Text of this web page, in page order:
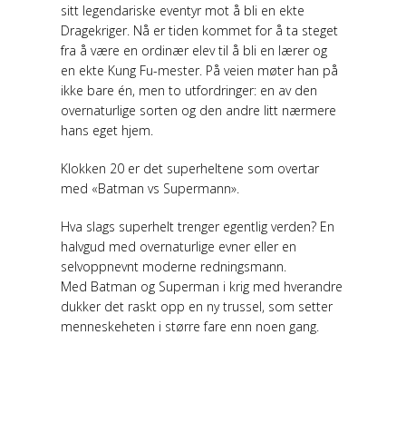
sitt legendariske eventyr mot å bli en ekte
Dragekriger. Nå er tiden kommet for å ta steget
fra å være en ordinær elev til å bli en lærer og
en ekte Kung Fu-mester. På veien møter han på
ikke bare én, men to utfordringer: en av den
overnaturlige sorten og den andre litt nærmere
hans eget hjem.
Klokken 20 er det superheltene som overtar
med «Batman vs Supermann».
Hva slags superhelt trenger egentlig verden? En
halvgud med overnaturlige evner eller en
selvoppnevnt moderne redningsmann.
Med Batman og Superman i krig med hverandre
dukker det raskt opp en ny trussel, som setter
menneskeheten i større fare enn noen gang.